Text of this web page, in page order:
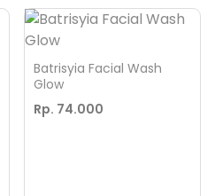
Batrisyia Facial Wash
Glow
Rp. 74.000